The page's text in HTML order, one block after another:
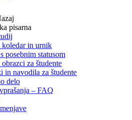
pisarna
koledar in urnik
posebnim statusom
za študente
in navodila za študente
delo
– FAQ